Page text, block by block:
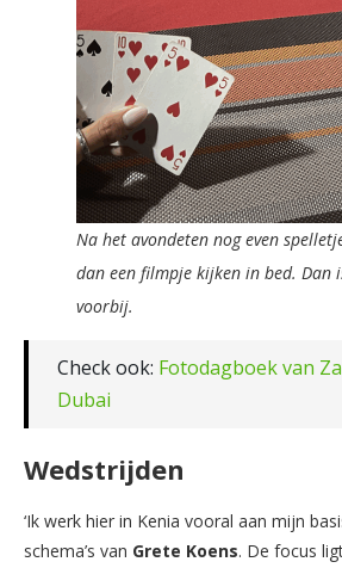
Na het avondeten nog even
dan een filmpje kijken in bed. Dan
voorbij.
Check ook: Fotodagboek van
Dubai
Wedstrijden
‘Ik werk hier in Kenia vooral aan mijn
schema’s van Grete Koens. De focus